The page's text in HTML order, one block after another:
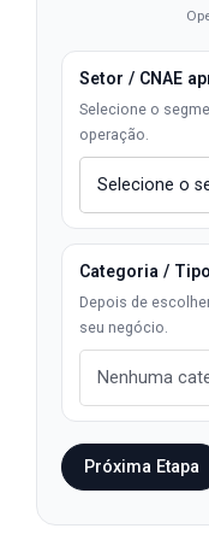
Setor / CNAE
Selecione o
operação.
Categoria /
Depois de
seu negócio.
Próxima Etapa